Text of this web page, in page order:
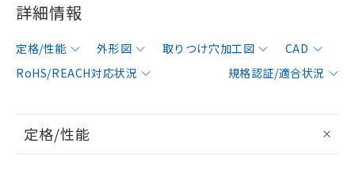
詳細情報
定格/性能 外形図 取りつけ穴加工図
CAD
RoHS/REACH対応状況
規格認証/適合状況
定格/性能